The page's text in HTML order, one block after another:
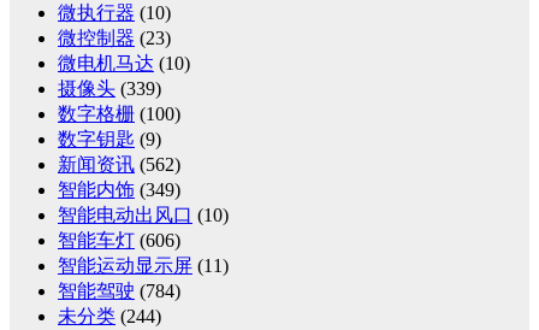
微执行器 (10)
微控制器 (23)
微电机马达 (10)
摄像头 (339)
数字格栅 (100)
数字钥匙 (9)
新闻资讯 (562)
智能内饰 (349)
智能电动出风口 (10)
智能车灯 (606)
智能运动显示屏 (11)
智能驾驶 (784)
未分类 (244)